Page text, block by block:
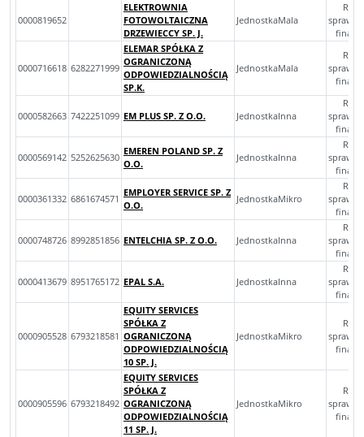
0000819652
ELEKTROWNIA
FOTOWOLTAICZNA
DRZEWIECCY SP. J.
JednostkaMala
0000716618 6282271999
ELEMAR SPÓŁKA Z
OGRANICZONĄ
ODPOWIEDZIALNOŚCIĄ
SP.K.
JednostkaMala
0000582663 7422251099 EM PLUS SP. Z O.O. JednostkaInna
0000569142 5252625630
EMEREN POLAND SP. Z
O.O.
JednostkaInna
0000361332 6861674571
EMPLOYER SERVICE SP. Z
O.O.
JednostkaMikro
0000748726 8992851856 ENTELCHIA SP. Z O.O. JednostkaInna
0000413679 8951765172 EPAL S.A. JednostkaInna
0000905528 6793218581
EQUITY SERVICES
SPÓŁKA Z
OGRANICZONĄ
ODPOWIEDZIALNOŚCIĄ
10 SP. J.
JednostkaMikro
0000905596 6793218492
EQUITY SERVICES
SPÓŁKA Z
OGRANICZONĄ
ODPOWIEDZIALNOŚCIĄ
11 SP. J.
JednostkaMikro